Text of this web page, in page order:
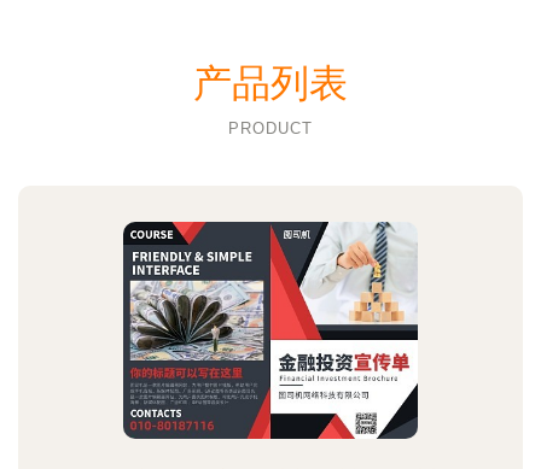
产品列表
PRODUCT